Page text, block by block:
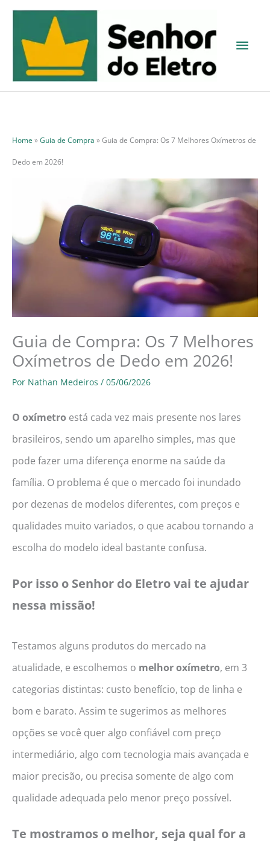
conteúdo
Home »Guia de Compra »Guia de Compra: Os 7 Melhores Oxímetros de
Dedo em 2026!
Guia de Compra: Os 7 Melhores
Oxímetros de Dedo em 2026!
Por Nathan Medeiros / 05/06/2026
O oxímetro está cada vez mais presente nos lares
brasileiros, sendo um aparelho simples, mas que
pode fazer uma diferença enorme na saúde da
família. O problema é que o mercado foi inundado
por dezenas de modelos diferentes, com preços e
qualidades muito variados, o que acabou tornando a
escolha do modelo ideal bastante confusa.
Por isso o Senhor do Eletro vai te ajudar
nessa missão!
Testamos alguns produtos do mercado na
atualidade, e escolhemos o melhor oxímetro, em 3
categorias distintas: custo benefício, top de linha e
bom e barato. Assim te sugerimos as melhores
opções se você quer algo confiável com preço
intermediário, algo com tecnologia mais avançada e
maior precisão, ou precisa somente de algo com
qualidade adequada pelo menor preço possível.
Te mostramos o melhor, seja qual for a